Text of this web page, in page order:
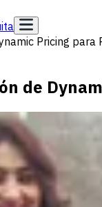
Pricing
de